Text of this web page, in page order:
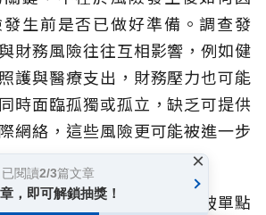
生前是否已做好準備。調查發
財務風險往往互相影響，例如健
護與醫療支出，財務壓力也可能
時面臨孤獨或孤立，缺乏可提供
網絡，這些風險更可能被進一步
應只著重財務，更必須打破單點
閱讀2/3篇文章
，即可解鎖抽獎！
×